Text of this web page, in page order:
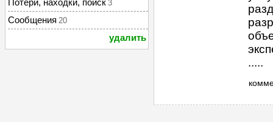
Потери, находки, поиск 3
Сообщения 20
удалить
.....